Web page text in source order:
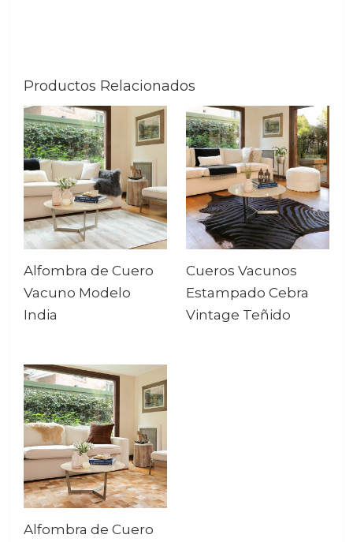
Productos Relacionados
Alfombra de Cuero
Vacuno Modelo
India
Cueros Vacunos
Estampado Cebra
Vintage Teñido
Alfombra de Cuero